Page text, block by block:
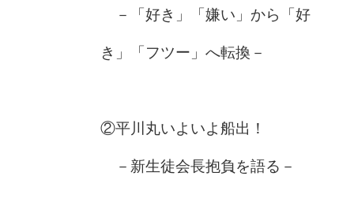
－「好き」「嫌い」から「好
き」「フツー」へ転換－
②平川丸いよいよ船出！
－新生徒会長抱負を語る－